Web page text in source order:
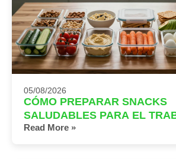
05/08/2026
CÓMO PREPARAR SNACKS
SALUDABLES PARA EL
Read More »